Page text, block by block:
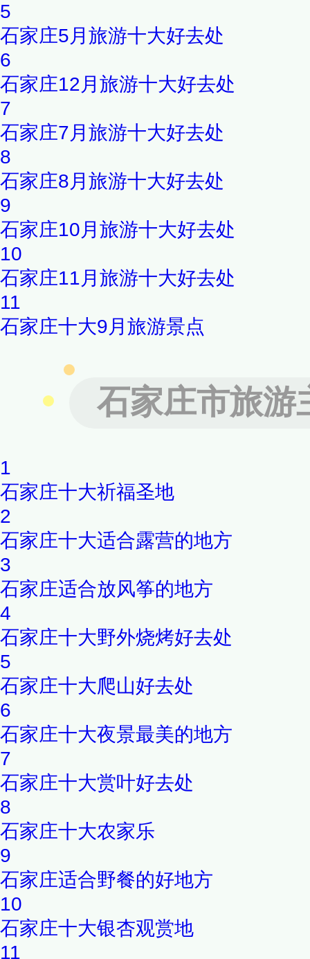
5
石家庄5月旅游十大好去处
6
石家庄12月旅游十大好去处
7
石家庄7月旅游十大好去处
8
石家庄8月旅游十大好去处
9
石家庄10月旅游十大好去处
10
石家庄11月旅游十大好去处
11
石家庄十大9月旅游景点
石家庄市旅游
1
石家庄十大祈福圣地
2
石家庄十大适合露营的地方
3
石家庄适合放风筝的地方
4
石家庄十大野外烧烤好去处
5
石家庄十大爬山好去处
6
石家庄十大夜景最美的地方
7
石家庄十大赏叶好去处
8
石家庄十大农家乐
9
石家庄适合野餐的好地方
10
石家庄十大银杏观赏地
11